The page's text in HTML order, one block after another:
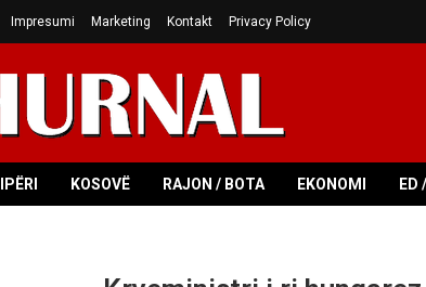
Impresumi Marketing Kontakt Privacy Policy
KOSOVË RAJON / BOTA EKONOMI ED